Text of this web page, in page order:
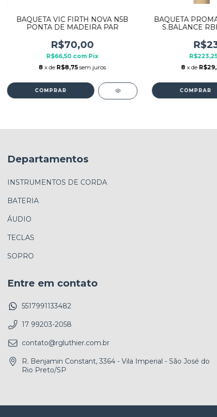
BAQUETA VIC FIRTH NOVA N5B
PONTA DE MADEIRA PAR
R$70,00
R$66,50 com Pix
8 x de R$8,75 sem juros
BAQUETA
S.BALANCE
8 x de
Departamentos
INSTRUMENTOS DE CORDA
BATERIA
ÁUDIO
TECLAS
SOPRO
Entre em contato
5517991133482
17 99203-2058
contato@rgluthier.com.br
R. Benjamin Constant, 3364 - Vila Imperial - São José do
Rio Preto/SP